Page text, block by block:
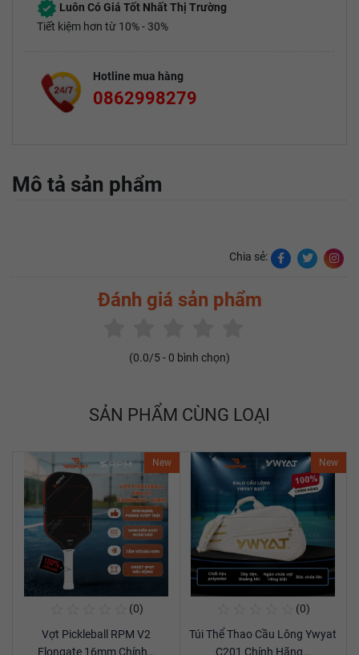
Luôn Có Giá Tốt Nhất Thị Trường
Tiết kiệm hơn từ 10% - 30%
Hotline mua hàng
0862998279
Mô tả sản phẩm
Chia sẻ:
Đánh giá sản phẩm
(0.0/5 - 0 bình chọn)
SẢN PHẨM CÙNG LOẠI
New
(0)
Vợt Pickleball RPM V2
Elongate 16mm Chính…
New
(0)
Túi Thể Thao Cầu Lông Ywyat
C201 Chính Hãng…